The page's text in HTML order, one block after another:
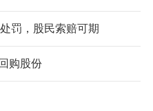
罚，股民索赔可期
购股份